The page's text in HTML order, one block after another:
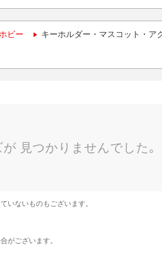
ビー キーホルダー・マスコット・ア